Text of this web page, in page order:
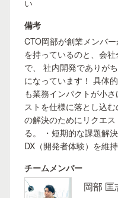
い
備考
CTO岡部が創業メンバ
を持っているのと、会
で、 社内開発でありが
になっています！ 具体
も業務インパクトが小
ストを仕様に落とし込
の解決のためにリクエ
る。 ・短期的な課題解
DX（開発者体験）を維
チームメンバー
岡部 匡